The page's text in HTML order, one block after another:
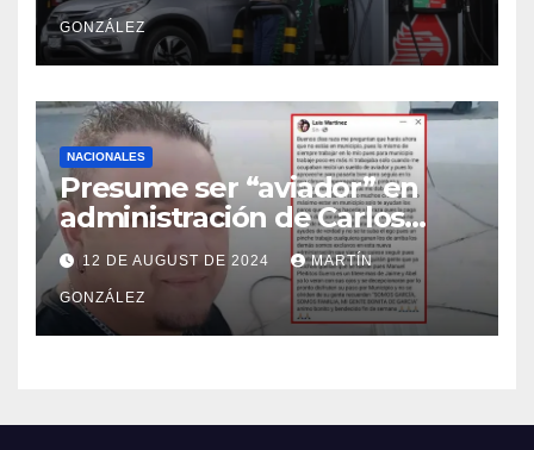
GONZÁLEZ
NACIONALES
Presume ser “aviador” en
administración de Carlos
Guevara; Auditoría abrirá
investigación
12 DE AUGUST DE 2024 MARTÍN
GONZÁLEZ